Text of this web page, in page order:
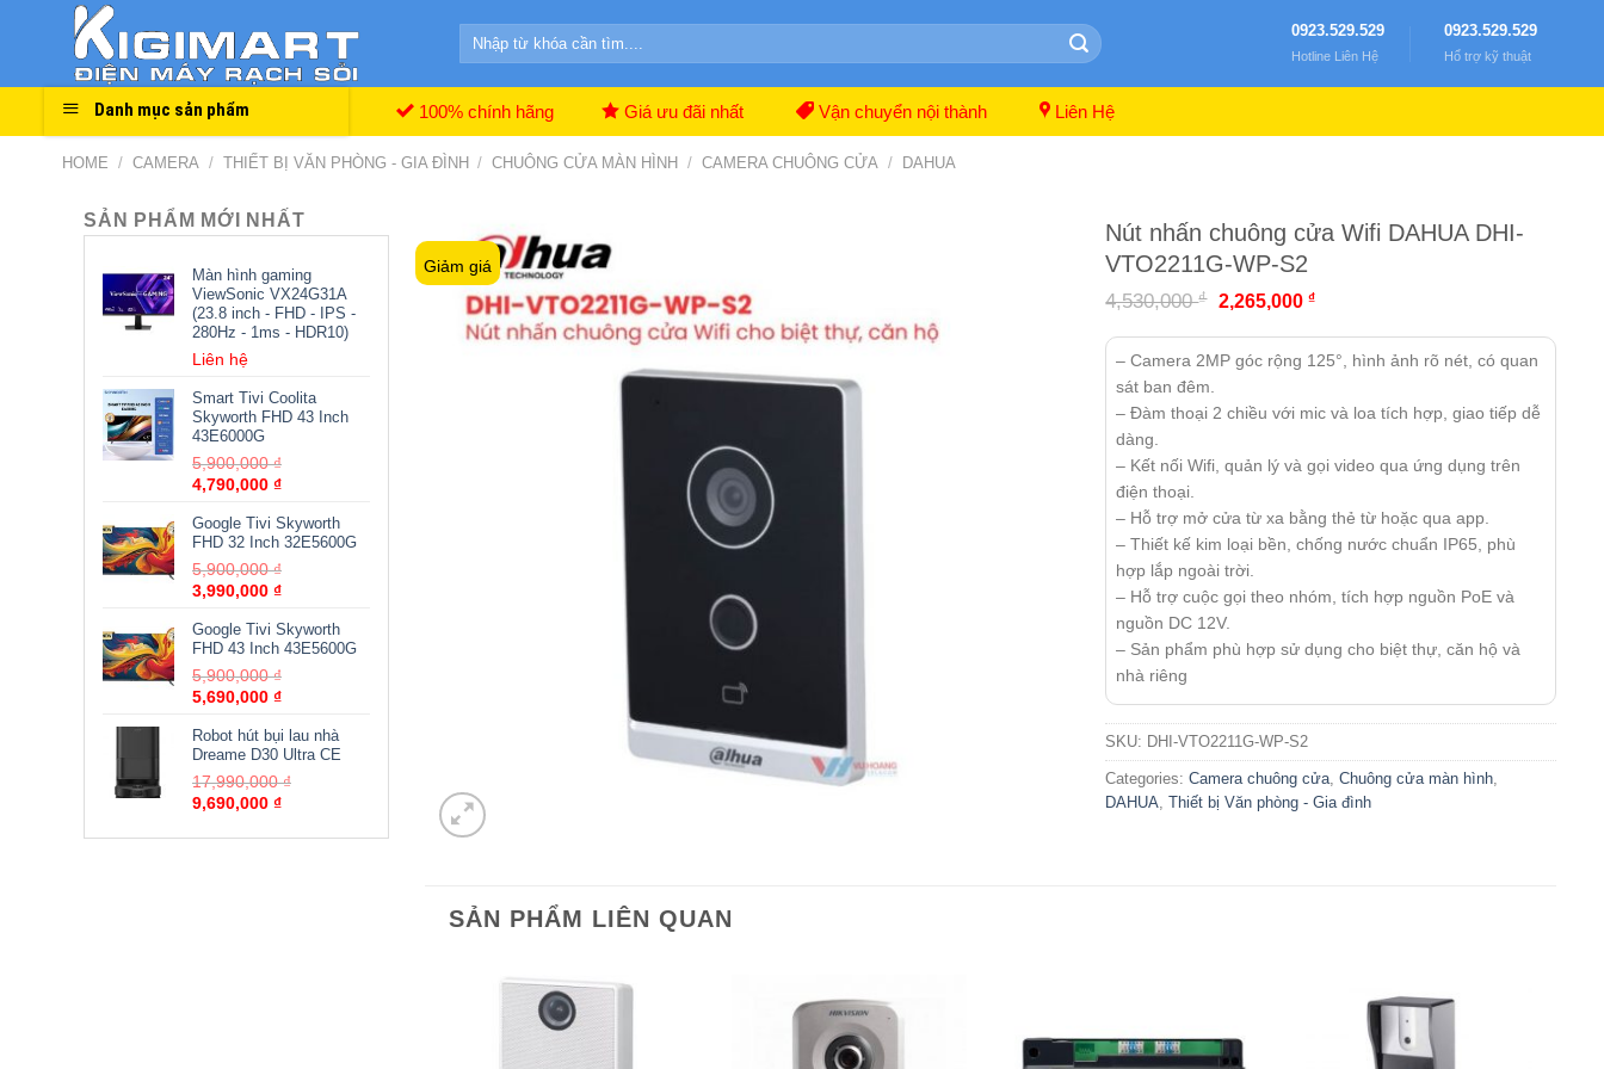
Search
0923.529.529
Hotline Liên Hệ
0923.529.529
Hổ trợ kỹ thuật
Danh mục sản phẩm 100% chính hãng Giá ưu đãi nhất Vận chuyển nội thành Liên Hệ
HOME / CAMERA / THIẾT BỊ VĂN PHÒNG - GIA ĐÌNH / CHUÔNG CỬA MÀN HÌNH / CAMERA CHUÔNG CỬA / DAHUA
SẢN PHẨM MỚI NHẤT
Màn hình gaming
ViewSonic VX24G31A
(23.8 inch - FHD - IPS -
280Hz - 1ms - HDR10)
Liên hệ
Smart Tivi Coolita
Skyworth FHD 43 Inch
43E6000G
5,900,000₫
4,790,000 ₫
Google Tivi Skyworth
FHD 32 Inch 32E5600G
5,900,000₫
3,990,000 ₫
Google Tivi Skyworth
FHD 43 Inch 43E5600G
5,900,000₫
5,690,000 ₫
Robot hút bụi lau nhà
Dreame D30 Ultra CE
17,990,000₫
9,690,000 ₫
Giảm giá
Nút nhấn chuông cửa Wifi DAHUA DHI-
VTO2211G-WP-S2
4,530,000₫ 2,265,000 ₫
– Camera 2MP góc rộng 125°, hình ảnh rõ nét, có quan
sát ban đêm.
– Đàm thoại 2 chiều với mic và loa tích hợp, giao tiếp dễ
dàng.
– Kết nối Wifi, quản lý và gọi video qua ứng dụng trên
điện thoại.
– Hỗ trợ mở cửa từ xa bằng thẻ từ hoặc qua app.
– Thiết kế kim loại bền, chống nước chuẩn IP65, phù
hợp lắp ngoài trời.
– Hỗ trợ cuộc gọi theo nhóm, tích hợp nguồn PoE và
nguồn DC 12V.
– Sản phẩm phù hợp sử dụng cho biệt thự, căn hộ và
nhà riêng
SKU: DHI-VTO2211G-WP-S2
Categories:Camera chuông cửa,Chuông cửa màn hình,
DAHUA,Thiết bị Văn phòng - Gia đình
SẢN PHẨM LIÊN QUAN